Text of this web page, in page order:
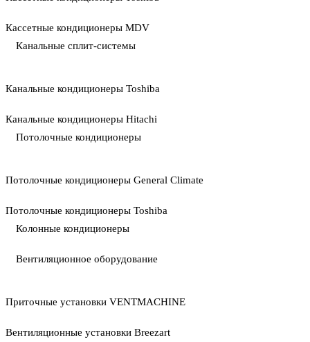
Кассетные кондиционеры MDV
Канальные сплит-системы
Канальные кондиционеры Toshiba
Канальные кондиционеры Hitachi
Потолочные кондиционеры
Потолочные кондиционеры General Climate
Потолочные кондиционеры Toshiba
Колонные кондиционеры
Вентиляционное оборудование
Приточные установки VENTMACHINE
Вентиляционные установки Breezart